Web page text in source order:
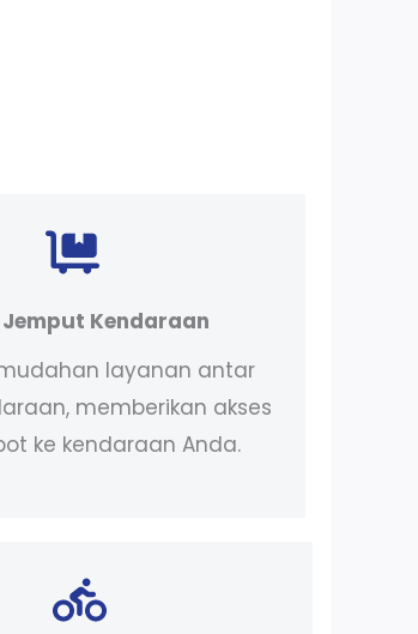
Kendaraan
layanan antar
memberikan akses
ke kendaraan Anda.